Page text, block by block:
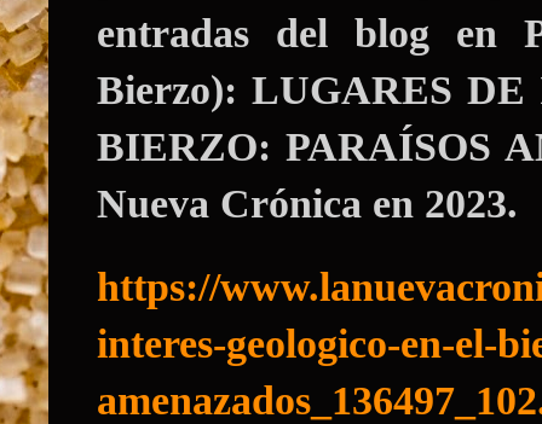
entradas del blog en
Bierzo): LUGARES
BIERZO: PARAÍSOS
Nueva Crónica en 2023.
https://
interes-geologico-en-el-